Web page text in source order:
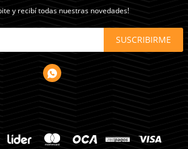
y recibí todas nuestras novedades!
SUSCRIBIRME
